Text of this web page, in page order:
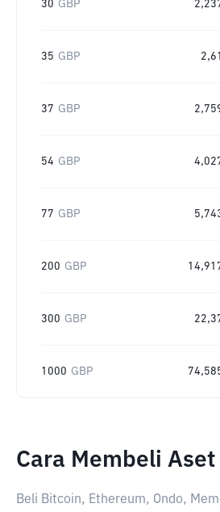
30 GBP
35 GBP
37 GBP
54 GBP
77 GBP
200 GBP
300 GBP
1000 GBP
Cara Membeli
Beli Bitcoin, Ethereum, Ondo,